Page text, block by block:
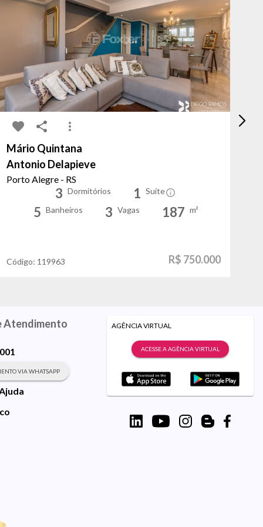
Mário Quintana
Antonio Delapieve
Porto Alegre - RS
3 Dormitórios 1 Suíte
5 Banheiros 3 Vagas 187 m²
Código: 119963 R$ 750.000
Atendimento
VIA WHATSAPP
AGÊNCIA VIRTUAL
ACESSE A AGÊNCIA VIRTUAL